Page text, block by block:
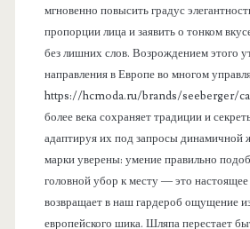
мгновенно повысить градус
пропорции лица и заявить о тонком
без лишних слов. Возрождением этого
направления в Европе во многом
https://hcmoda.ru/brands/seeberger/
более века сохраняет традиции и
адаптируя их под запросы динамичной
марки уверены: умение правильно
головной убор к месту — это настоящее
возвращает в наш гардероб ощущение
европейского шика. Шляпа перестает